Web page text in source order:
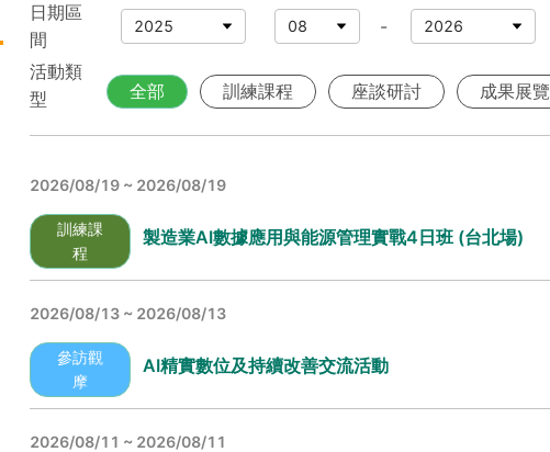
日期區
間
2025 08 - 2026
活動類
型
全部 訓練課程 座談研討 成果展覽
2026/08/19 ~ 2026/08/19
訓練課
程
製造業AI數據應用與能源管理實戰4日班 (台北場)
2026/08/13 ~ 2026/08/13
參訪觀
摩
AI精實數位及持續改善交流活動
2026/08/11 ~ 2026/08/11